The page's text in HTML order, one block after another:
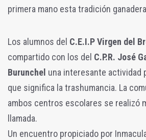
primera mano esta tradición
Los alumnos del C.E.I.P Virgen del
compartido con los del C.P.R. José
Burunchel una interesante actividad
que significa la trashumancia. La
ambos centros escolares se realizó
llamada.
Un encuentro propiciado por